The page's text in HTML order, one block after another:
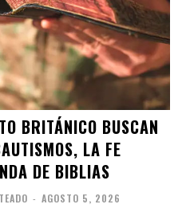
BRITÁNICO BUSCAN
LA FE
DE BIBLIAS
- AGOSTO 5, 2026